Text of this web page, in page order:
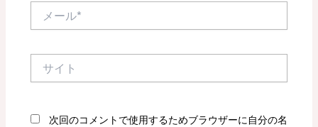
次回のコメントで使用するためブラウザーに自分の名